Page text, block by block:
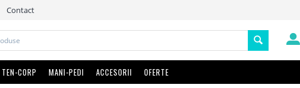
Contact
TEN-CORP MANI-PEDI ACCESORII OFERTE